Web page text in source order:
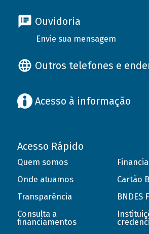
Ouvidoria
Envie sua mensagem
Outros telefones e
Acesso à informação
Acesso Rápido
Quem somos
Onde atuamos
Transparência
Consulta a
financiamentos
Cartão
BNDES